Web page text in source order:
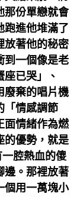
那份單戀就會
跑進他堆滿了
放著他的秘密
到一個像是老
已哭」、
廢棄的唱片機
「情感調節
面情緒作為燃
的優勢，就是
腔熱血的傻
邊。那裡放著
個用一萬塊小